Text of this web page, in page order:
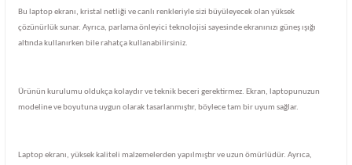
Bu laptop ekranı, kristal netliği ve canlı renkleriyle sizi büyüleyecek olan yüksek
çözünürlük sunar. Ayrıca, parlama önleyici teknolojisi sayesinde ekranınızı güneş ışığı
altında kullanırken bile rahatça kullanabilirsiniz.
Ürünün kurulumu oldukça kolaydır ve teknik beceri gerektirmez. Ekran, laptopunuzun
modeline ve boyutuna uygun olarak tasarlanmıştır, böylece tam bir uyum sağlar.
Laptop ekranı, yüksek kaliteli malzemelerden yapılmıştır ve uzun ömürlüdür. Ayrıca,